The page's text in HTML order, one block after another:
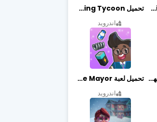
تحميل لعبة Begging Life مهكرة أخر إصدار تحميل Transit King Tycoon مهكرة أخر إصدار
اندرويد
تحميل لعبة El Hijo مهكرة أخر إصدار تحميل لعبة Merge Mayor مهكرة أخر إصدار
اندرويد